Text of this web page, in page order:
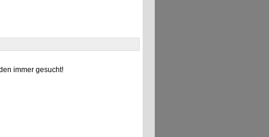
immer gesucht!